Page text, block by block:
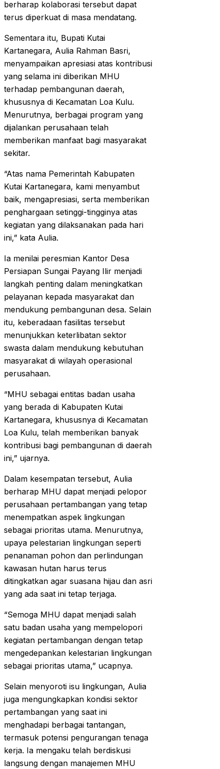
berharap kolaborasi tersebut dapat
terus diperkuat di masa mendatang.
Sementara itu, Bupati Kutai
Kartanegara, Aulia Rahman Basri,
menyampaikan apresiasi atas kontribusi
yang selama ini diberikan MHU
terhadap pembangunan daerah,
khususnya di Kecamatan Loa Kulu.
Menurutnya, berbagai program yang
dijalankan perusahaan telah
memberikan manfaat bagi masyarakat
sekitar.
“Atas nama Pemerintah Kabupaten
Kutai Kartanegara, kami menyambut
baik, mengapresiasi, serta memberikan
penghargaan setinggi-tingginya atas
kegiatan yang dilaksanakan pada hari
ini,” kata Aulia.
Ia menilai peresmian Kantor Desa
Persiapan Sungai Payang Ilir menjadi
langkah penting dalam meningkatkan
pelayanan kepada masyarakat dan
mendukung pembangunan desa. Selain
itu, keberadaan fasilitas tersebut
menunjukkan keterlibatan sektor
swasta dalam mendukung kebutuhan
masyarakat di wilayah operasional
perusahaan.
“MHU sebagai entitas badan usaha
yang berada di Kabupaten Kutai
Kartanegara, khususnya di Kecamatan
Loa Kulu, telah memberikan banyak
kontribusi bagi pembangunan di daerah
ini,” ujarnya.
Dalam kesempatan tersebut, Aulia
berharap MHU dapat menjadi pelopor
perusahaan pertambangan yang tetap
menempatkan aspek lingkungan
sebagai prioritas utama. Menurutnya,
upaya pelestarian lingkungan seperti
penanaman pohon dan perlindungan
kawasan hutan harus terus
ditingkatkan agar suasana hijau dan asri
yang ada saat ini tetap terjaga.
“Semoga MHU dapat menjadi salah
satu badan usaha yang mempelopori
kegiatan pertambangan dengan tetap
mengedepankan kelestarian lingkungan
sebagai prioritas utama,” ucapnya.
Selain menyoroti isu lingkungan, Aulia
juga mengungkapkan kondisi sektor
pertambangan yang saat ini
menghadapi berbagai tantangan,
termasuk potensi pengurangan tenaga
kerja. Ia mengaku telah berdiskusi
langsung dengan manajemen MHU